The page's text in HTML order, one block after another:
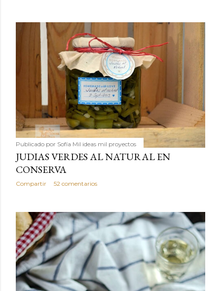
Publicado por Sofía Mil ideas mil proyectos
JUDIAS VERDES AL NATURAL EN
CONSERVA
Compartir 52 comentarios